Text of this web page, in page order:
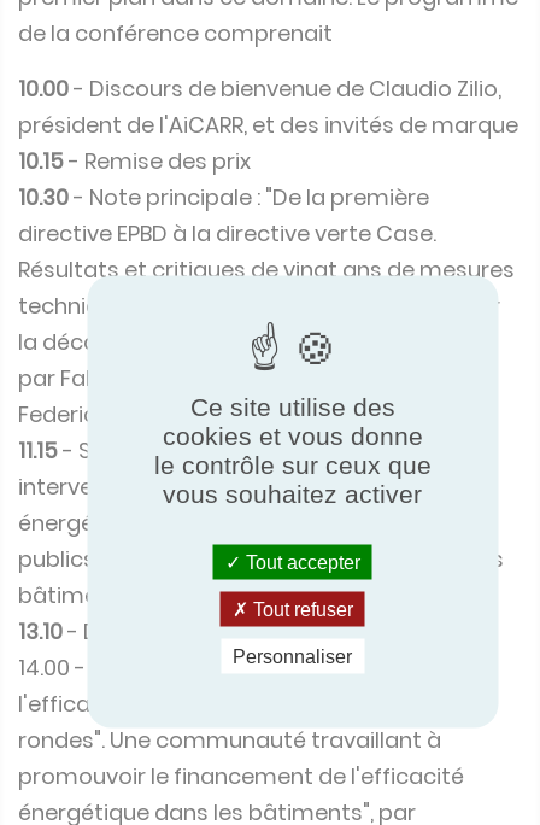
de la conférence comprenait
10.00- Discours de bienvenue de Claudio Zilio,
président de l'AiCARR, et des invités de marque
10.15- Remise des prix
10.30- Note principale : "De la première
directive EPBD à la directive verte Case.
Résultats et critiques de vingt ans de mesures
techniques, législatives et procédurales pour
la décarbonisation de l'environnement bâti",
par Fabrizio Ascione, Université de Naples
Federico II
11.15- Sessions parallèles avec divers
intervenants sur la "requalification
énergétique des bâtiments historiques et
publics" et la "requalification énergétique des
bâtiments résidentiels".
13.10- Déjeuner de réseautage
14.00 - Note clé : "GREENROAD : Développer
l'efficacité énergétique par le biais de tables
rondes". Une communauté travaillant à
promouvoir le financement de l'efficacité
énergétique dans les bâtiments", par
Ce site utilise des
cookies et vous donne
le contrôle sur ceux que
vous souhaitez activer
Tout accepter
Tout refuser
Personnaliser